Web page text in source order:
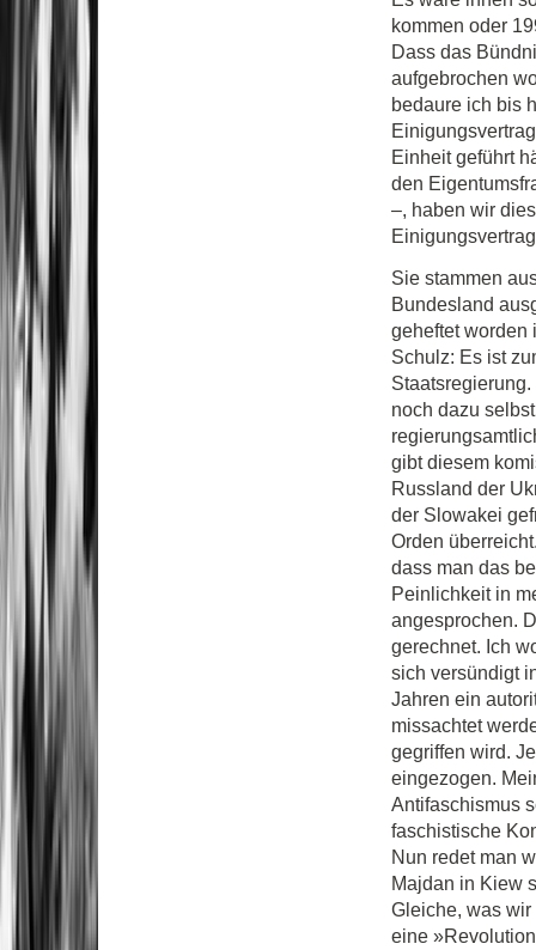
kommen oder
Dass das
aufgebrochen
bedaure ich bis
Einheit geführt
den
–, haben wir
Sie stammen
Bundesland
geheftet worden
Schulz: Es ist
noch dazu
gibt diesem
Russland der
der Slowakei
Orden
dass man das
Peinlichkeit in
angesprochen.
gerechnet. Ich
sich versündigt
Jahren ein
missachtet
gegriffen wird.
eingezogen.
Antifaschismus
faschistische
Nun redet man
Majdan in Kiew
Gleiche, was
eine